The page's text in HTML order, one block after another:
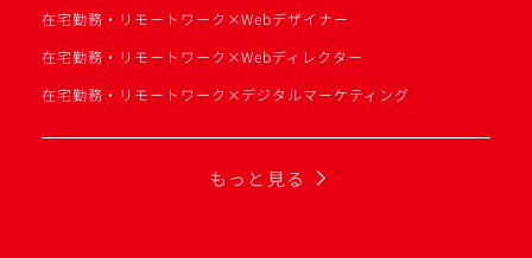
在宅勤務・リモートワーク×Webデザイナー
在宅勤務・リモートワーク×Webディレクター
在宅勤務・リモートワーク×デジタルマーケティング
もっと見る